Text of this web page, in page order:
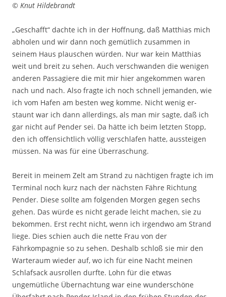
© Knut Hildebrandt
„Geschafft“ dachte ich in der Hoffnung, daß Matthias mich
abholen und wir dann noch gemütlich zusammen in
seinem Haus plauschen würden. Nur war kein Matthias
weit und breit zu sehen. Auch verschwanden die wenigen
anderen Passagiere die mit mir hier angekommen waren
nach und nach. Also fragte ich noch schnell jemanden, wie
ich vom Hafen am besten weg komme. Nicht wenig er­
staunt war ich dann allerdings, als man mir sagte, daß ich
gar nicht auf Pender sei. Da hätte ich beim letzten Stopp,
den ich offensichtlich völlig verschlafen hatte, aussteigen
müssen. Na was für eine Überraschung.
Bereit in meinem Zelt am Strand zu nächtigen fragte ich im
Terminal noch kurz nach der nächsten Fähre Richtung
Pender. Diese sollte am folgenden Morgen gegen sechs
gehen. Das würde es nicht ge­rade leicht machen, sie zu
bekommen. Erst recht nicht, wenn ich irgendwo am Strand
liege. Dies schien auch die nette Frau von der
Fährkompagnie so zu sehen. Deshalb schloß sie mir den
Warteraum wieder auf, wo ich für eine Nacht meinen
Schlafsack ausrollen durfte. Lohn für die etwas
ungemütliche Übernachtung war eine wunderschöne